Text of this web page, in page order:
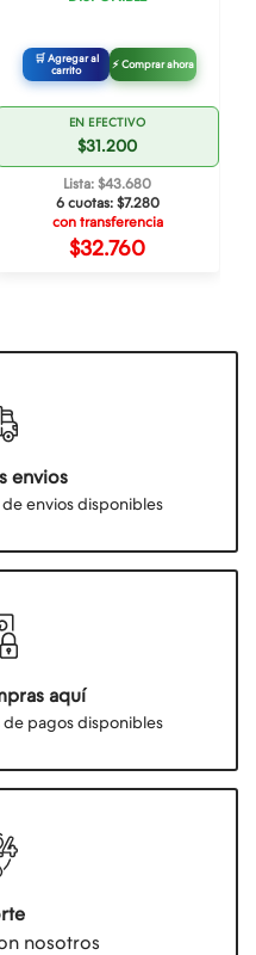
🛒 Agregar al
carrito
⚡ Comprar ahora
EN EFECTIVO
$31.200
Lista: $43.680
6 cuotas: $7.280
con transferencia
$32.760
envios
envios disponibles
aquí
de pagos disponibles
nosotros